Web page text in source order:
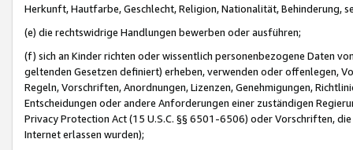
Herkunft, Hautfarbe, Geschlecht, Religion, Nationalität, Behinderung,
(e) die rechtswidrige Handlungen bewerben oder ausführen;
(f) sich an Kinder richten oder wissentlich personenbezogene Daten
geltenden Gesetzen definiert) erheben, verwenden oder offenlegen,
Regeln, Vorschriften, Anordnungen, Lizenzen, Genehmigungen,
Entscheidungen oder andere Anforderungen einer zuständigen
Privacy Protection Act (15 U.S.C. §§ 6501-6506) oder Vorschriften,
Internet erlassen wurden);